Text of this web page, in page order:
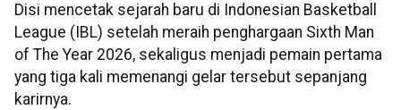
Disi mencetak sejarah baru di Indonesian Basketball
League (IBL) setelah meraih penghargaan Sixth Man
of The Year 2026, sekaligus menjadi pemain pertama
yang tiga kali memenangi gelar tersebut sepanjang
karirnya.